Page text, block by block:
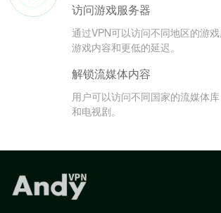
访问游戏服务器
通过VPN可以访问不同地区的游
游戏内容和更低的延迟。
解锁流媒体内容
用户可以访问不同国家的流媒体
和电视剧。